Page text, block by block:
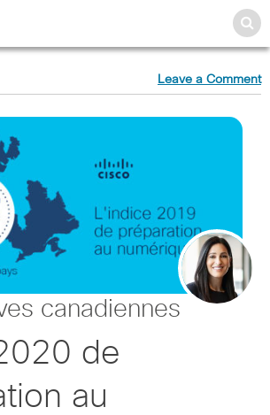
Leave a Comment
canadiennes
de
au